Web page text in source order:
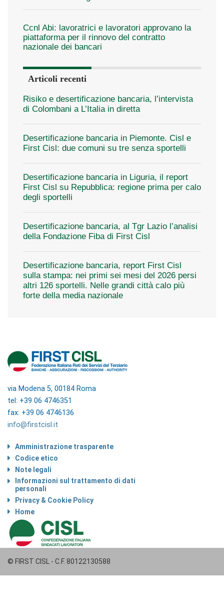
Ccnl Abi: lavoratrici e lavoratori approvano la
piattaforma per il rinnovo del contratto
nazionale dei bancari
Articoli recenti
Risiko e desertificazione bancaria, l’intervista
di Colombani a L’Italia in diretta
Desertificazione bancaria in Piemonte. Cisl e
First Cisl: due comuni su tre senza sportelli
Desertificazione bancaria in Liguria, il report
First Cisl su Repubblica: regione prima per calo
degli sportelli
Desertificazione bancaria, al Tgr Lazio l’analisi
della Fondazione Fiba di First Cisl
Desertificazione bancaria, report First Cisl
sulla stampa: nei primi sei mesi del 2026 persi
altri 126 sportelli. Nelle grandi città calo più
forte della media nazionale
via Modena 5, 00184 Roma
tel: +39 06 4746351
fax: +39 06 4746136
info@firstcisl.it
Amministrazione trasparente
Codice etico
Note legali
Informazioni sul trattamento di dati
personali
Privacy & Cookie Policy
Home
© FIRST CISL - C.F. 80122130588